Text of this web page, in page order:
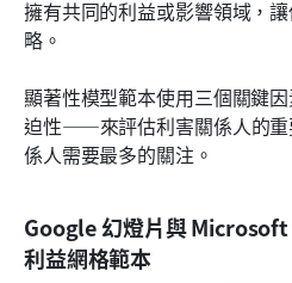
擁有共同的利益或影響領域，
略。
顯著性模型範本使用三個關鍵
迫性——來評估利害關係人的重
係人需要最多的關注。
Google 幻燈片與
利益網格範本